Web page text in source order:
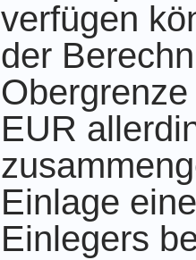
verfügen
der
EUR
Einlage
Einlegers